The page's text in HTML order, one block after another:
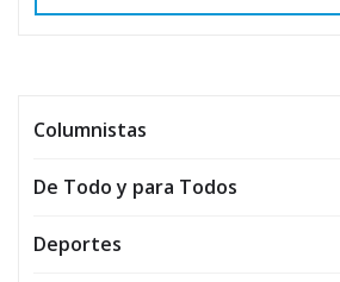
Columnistas
De Todo y para Todos
Deportes